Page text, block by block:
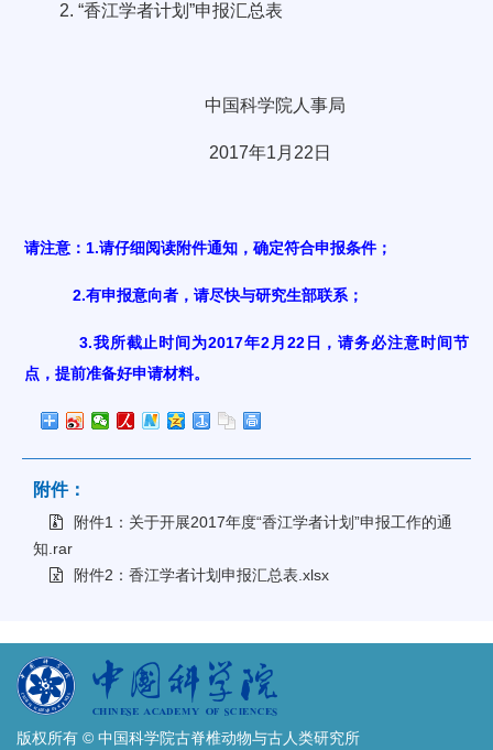
2. “香江学者计划”申报汇总表
中国科学院人事局
2017年1月22日
请注意：1.请仔细阅读附件通知，确定符合申报条件；
2.有申报意向者，请尽快与研究生部联系；
3.我所截止时间为2017年2月22日，请务必注意时间节
点，提前准备好申请材料。
附件：
附件1：关于开展2017年度“香江学者计划”申报工作的通
知.rar
附件2：香江学者计划申报汇总表.xlsx
版权所有 © 中国科学院古脊椎动物与古人类研究所